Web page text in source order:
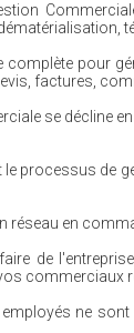
pour
factures,
se décline
processus
réseau en
de
commerciaux
ne